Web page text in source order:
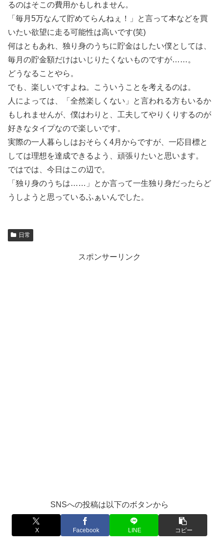
るのはそこの費用かもしれません。
「毎月5万なんて貯めてらんねぇ！」と言って本などを買
いたい欲望に走る可能性は高いです(笑)
何はともあれ、独り身のうちに貯金はしたい僕としては、
毎月の貯金額だけはいじりたくないものですが……。
どうなることやら。
でも、楽しいですよね。こういうことを考えるのは。
人によっては、「全然楽しくない」と言われる方もいるか
もしれませんが、僕はわりと、工夫してやりくりするのが
好きなタイプなので楽しいです。
実際の一人暮らしはおそらく4月からですが、一応目標と
しては理想を達成できるよう、頑張りたいと思います。
ではでは、今日はこの辺で。
「独り身のうちは……」とか言って一生独り身だったらど
うしようと思っているふぁいんでした。
日常
スポンサーリンク
SNSへの投稿は以下のボタンから
X Facebook LINE コピー